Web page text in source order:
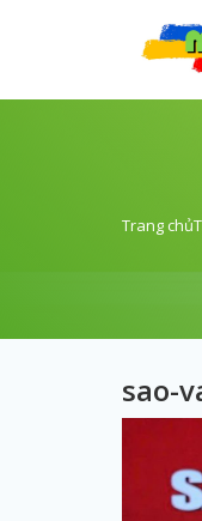
Trang chủ
sao-